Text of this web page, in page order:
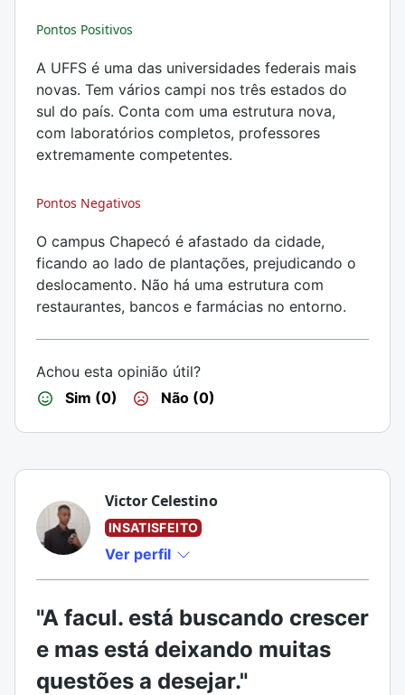
Pontos Positivos
A UFFS é uma das universidades federais mais
novas. Tem vários campi nos três estados do
sul do país. Conta com uma estrutura nova,
com laboratórios completos, professores
extremamente competentes.
Pontos Negativos
O campus Chapecó é afastado da cidade,
ficando ao lado de plantações, prejudicando o
deslocamento. Não há uma estrutura com
restaurantes, bancos e farmácias no entorno.
Achou esta opinião útil?
Sim (0)
Não (0)
Victor Celestino
INSATISFEITO
Ver perfil
"A facul. está buscando crescer
e mas está deixando muitas
questões a desejar."